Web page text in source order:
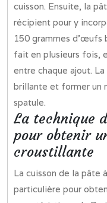
cuisson. Ensuite, la
récipient pour y
150 grammes d’œufs
fait en plusieurs fois,
entre chaque ajout.
brillante et former un
spatule.
La technique
pour obtenir
croustillante
La cuisson de la pâte
particulière pour